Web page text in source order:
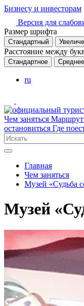
Бизнесу и инвесторам
Версия для
Размер шрифта
Стандартный
Расстояние между
Стандартное Среднее
ru
Чем заняться
остановиться Где
Главная
Чем заняться
Музей «Судьба
Музей